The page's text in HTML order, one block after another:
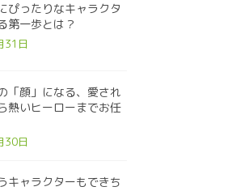
ぴったりなキャラクタ
第一歩とは？
31日
「顔」になる、愛され
熱いヒーローまでお任
30日
キャラクターもできち